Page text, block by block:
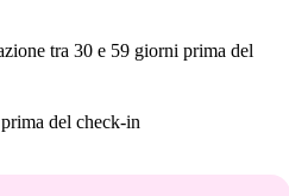
tra 30 e 59 giorni prima del
del check-in